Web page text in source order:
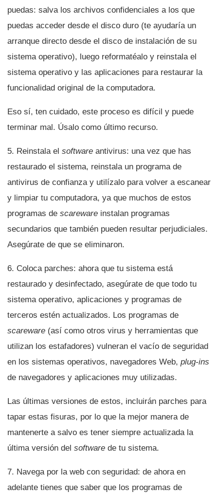
puedas: salva los archivos confidenciales a los que
puedas acceder desde el disco duro (te ayudarí­a un
arranque directo desde el disco de instalación de su
sistema operativo), luego reformatéalo y reinstala el
sistema operativo y las aplicaciones para restaurar la
funcionalidad original de la computadora.
Eso sí­, ten cuidado, este proceso es difí­cil y puede
terminar mal. Úsalo como último recurso.
5. Reinstala el software antivirus: una vez que has
restaurado el sistema, reinstala un programa de
antivirus de confianza y utilí­zalo para volver a escanear
y limpiar tu computadora, ya que muchos de estos
programas de scareware instalan programas
secundarios que también pueden resultar perjudiciales.
Asegúrate de que se eliminaron.
6. Coloca parches: ahora que tu sistema está
restaurado y desinfectado, asegúrate de que todo tu
sistema operativo, aplicaciones y programas de
terceros estén actualizados. Los programas de
scareware (así­ como otros virus y herramientas que
utilizan los estafadores) vulneran el vací­o de seguridad
en los sistemas operativos, navegadores Web, plug-ins
de navegadores y aplicaciones muy utilizadas.
Las últimas versiones de estos, incluirán parches para
tapar estas fisuras, por lo que la mejor manera de
mantenerte a salvo es tener siempre actualizada la
última versión del software de tu sistema.
7. Navega por la web con seguridad: de ahora en
adelante tienes que saber que los programas de